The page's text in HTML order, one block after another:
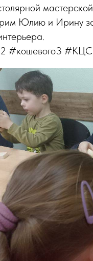
Юлию и Ирину за
#кошевого3